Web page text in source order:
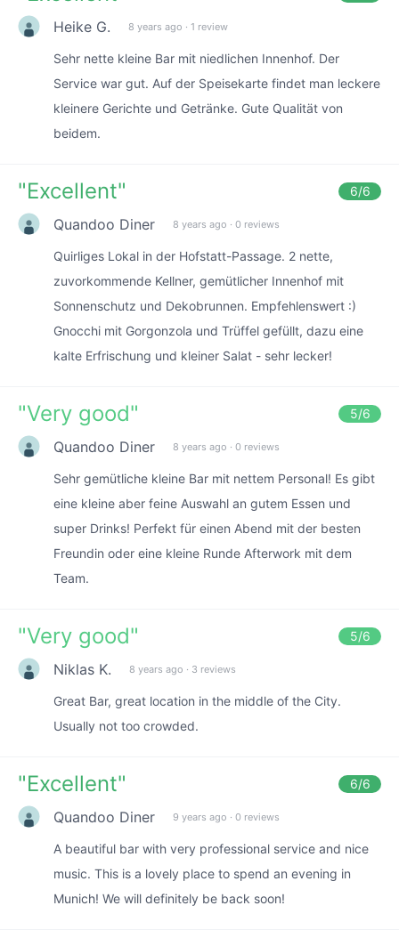
Heike G. 8 years ago · 1 review
Sehr nette kleine Bar mit niedlichen Innenhof. Der
Service war gut. Auf der Speisekarte findet man leckere
kleinere Gerichte und Getränke. Gute Qualität von
beidem.
"Excellent" 6/6
Quandoo Diner 8 years ago · 0 reviews
Quirliges Lokal in der Hofstatt-Passage. 2 nette,
zuvorkommende Kellner, gemütlicher Innenhof mit
Sonnenschutz und Dekobrunnen. Empfehlenswert :)
Gnocchi mit Gorgonzola und Trüffel gefüllt, dazu eine
kalte Erfrischung und kleiner Salat - sehr lecker!
"Very good" 5/6
Quandoo Diner 8 years ago · 0 reviews
Sehr gemütliche kleine Bar mit nettem Personal! Es gibt
eine kleine aber feine Auswahl an gutem Essen und
super Drinks! Perfekt für einen Abend mit der besten
Freundin oder eine kleine Runde Afterwork mit dem
Team.
"Very good" 5/6
Niklas K. 8 years ago · 3 reviews
Great Bar, great location in the middle of the City.
Usually not too crowded.
"Excellent" 6/6
Quandoo Diner 9 years ago · 0 reviews
A beautiful bar with very professional service and nice
music. This is a lovely place to spend an evening in
Munich! We will definitely be back soon!